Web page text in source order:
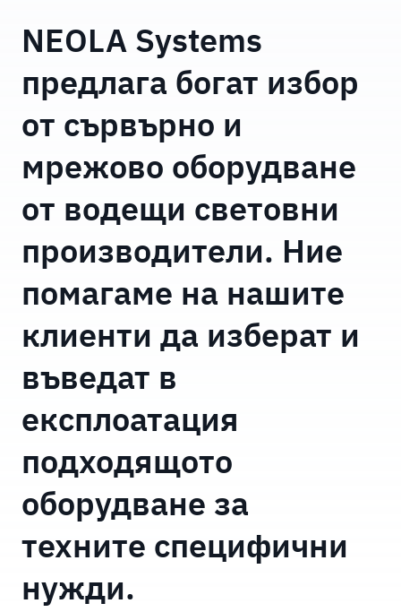
NEOLA Systems
предлага богат избор
от сървърно и
мрежово оборудване
от водещи световни
производители. Ние
помагаме на нашите
клиенти да изберат и
въведат в
експлоатация
подходящото
оборудване за
техните специфични
нужди.